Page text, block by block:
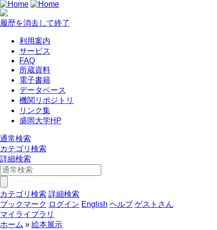
履歴を消去して終了
利用案内
サービス
FAQ
所蔵資料
電子書籍
データベース
機関リポジトリ
リンク集
盛岡大学HP
通常検索
カテゴリ検索
詳細検索
カテゴリ検索 詳細検索
ブックマーク ログイン English ヘルプ ゲストさん
マイライブラリ
ホーム
絵本展示